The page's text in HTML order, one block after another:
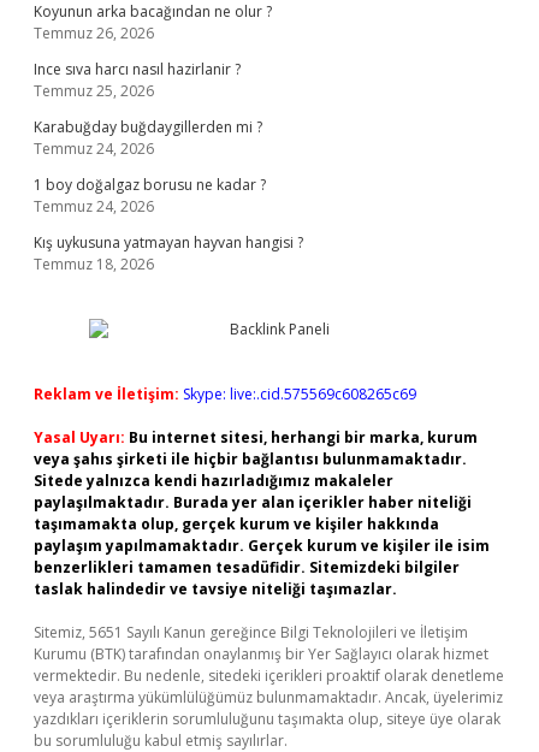
Koyunun arka bacağından ne olur ?
Temmuz 26, 2026
Ince sıva harcı nasıl hazirlanir ?
Temmuz 25, 2026
Karabuğday buğdaygillerden mi ?
Temmuz 24, 2026
1 boy doğalgaz borusu ne kadar ?
Temmuz 24, 2026
Kış uykusuna yatmayan hayvan hangisi ?
Temmuz 18, 2026
Reklam ve İletişim: Skype: live:.cid.575569c608265c69
Yasal Uyarı: Bu internet sitesi, herhangi bir marka, kurum
veya şahıs şirketi ile hiçbir bağlantısı bulunmamaktadır.
Sitede yalnızca kendi hazırladığımız makaleler
paylaşılmaktadır. Burada yer alan içerikler haber niteliği
taşımamakta olup, gerçek kurum ve kişiler hakkında
paylaşım yapılmamaktadır. Gerçek kurum ve kişiler ile isim
benzerlikleri tamamen tesadüfidir. Sitemizdeki bilgiler
taslak halindedir ve tavsiye niteliği taşımazlar.
Sitemiz, 5651 Sayılı Kanun gereğince Bilgi Teknolojileri ve İletişim
Kurumu (BTK) tarafından onaylanmış bir Yer Sağlayıcı olarak hizmet
vermektedir. Bu nedenle, sitedeki içerikleri proaktif olarak denetleme
veya araştırma yükümlülüğümüz bulunmamaktadır. Ancak, üyelerimiz
yazdıkları içeriklerin sorumluluğunu taşımakta olup, siteye üye olarak
bu sorumluluğu kabul etmiş sayılırlar.